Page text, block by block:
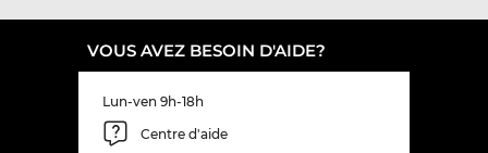
VOUS AVEZ BESOIN D'AIDE?
Lun-ven 9h-18h
Centre d'aide